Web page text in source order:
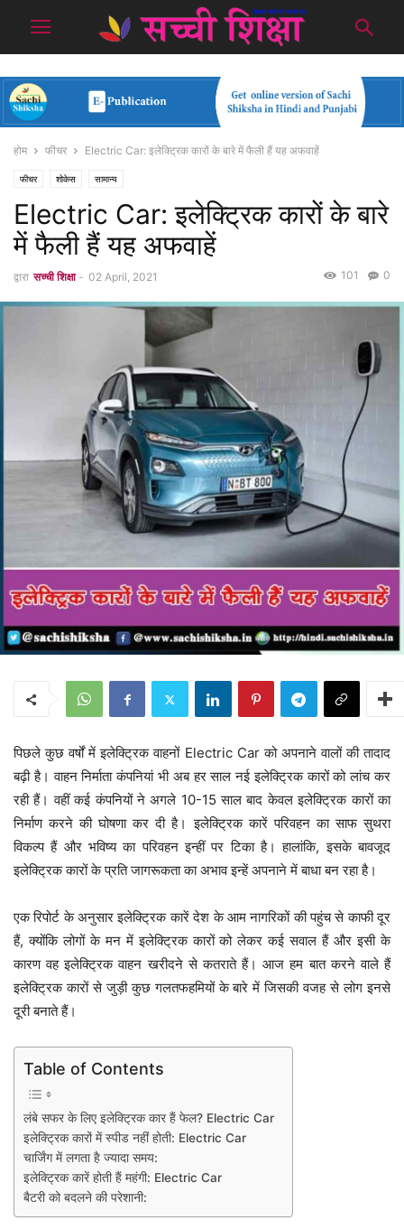
होम फीचर Electric Car: इलेक्ट्रिक कारों के बारे में फैली हैं यह अफवाहें
फीचर शोकेस सामान्य
Electric Car: इलेक्ट्रिक कारों के बारे
में फैली हैं यह अफवाहें
द्वारा सच्ची शिक्षा - 02 April, 2021 0
101
पिछले कुछ वर्षों में इलेक्ट्रिक वाहनों Electric Car को अपनाने वालों की तादाद
बढ़ी है। वाहन निर्माता कंपनियां भी अब हर साल नई इलेक्ट्रिक कारों को लांच कर
रही हैं। वहीं कई कंपनियों ने अगले 10-15 साल बाद केवल इलेक्ट्रिक कारों का
निर्माण करने की घोषणा कर दी है। इलेक्ट्रिक कारें परिवहन का साफ सुथरा
विकल्प हैं और भविष्य का परिवहन इन्हीं पर टिका है। हालांकि, इसके बावजूद
इलेक्ट्रिक कारों के प्रति जागरूकता का अभाव इन्हें अपनाने में बाधा बन रहा है।
एक रिपोर्ट के अनुसार इलेक्ट्रिक कारें देश के आम नागरिकों की पहुंच से काफी दूर
हैं, क्योंकि लोगों के मन में इलेक्ट्रिक कारों को लेकर कई सवाल हैं और इसी के
कारण वह इलेक्ट्रिक वाहन खरीदने से कतराते हैं। आज हम बात करने वाले हैं
इलेक्ट्रिक कारों से जुड़ी कुछ गलतफहमियों के बारे में जिसकी वजह से लोग इनसे
दूरी बनाते हैं।
Table of Contents
लंबे सफर के लिए इलेक्ट्रिक कार हैं फेल? Electric Car
इलेक्ट्रिक कारों में स्पीड नहीं होती: Electric Car
चार्जिंग में लगता है ज्यादा समय:
इलेक्ट्रिक कारें होती हैं महंगी: Electric Car
बैटरी को बदलने की परेशानी: